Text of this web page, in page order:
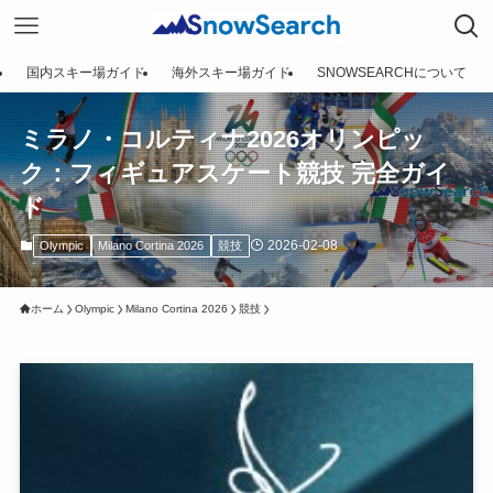
国内スキー場ガイド 海外スキー場ガイド SNOWSEARCHについて
ミラノ・コルティナ2026オリンピッ
ク：フィギュアスケート競技 完全ガイ
ド
Olympic Milano Cortina 2026 競技 2026-02-08
ホーム Olympic Milano Cortina 2026 競技